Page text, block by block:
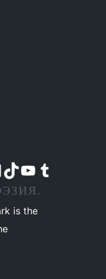
Instagram
нашу страницу в LinkedIn
Посетите нашу учётную запись в TikTok
Посетите наш канал YouTube
Посетите нашу учётную запись в Tumblr
is the